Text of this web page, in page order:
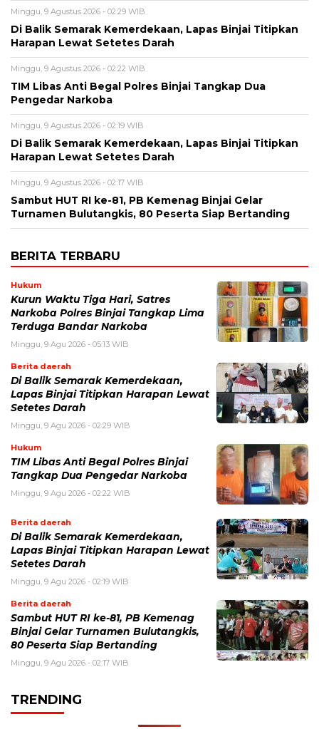
Minggu, 9 Agustus 2026 - 02:29 WIB
Di Balik Semarak Kemerdekaan, Lapas Binjai Titipkan
Harapan Lewat Setetes Darah
Minggu, 9 Agustus 2026 - 02:22 WIB
TIM Libas Anti Begal Polres Binjai Tangkap Dua
Pengedar Narkoba
Minggu, 9 Agustus 2026 - 02:19 WIB
Di Balik Semarak Kemerdekaan, Lapas Binjai Titipkan
Harapan Lewat Setetes Darah
Minggu, 9 Agustus 2026 - 02:17 WIB
Sambut HUT RI ke-81, PB Kemenag Binjai Gelar
Turnamen Bulutangkis, 80 Peserta Siap Bertanding
BERITA TERBARU
Hukum
Kurun Waktu Tiga Hari, Satres
Narkoba Polres Binjai Tangkap Lima
Terduga Bandar Narkoba
Minggu, 9 Agu 2026 - 05:13 WIB
Berita daerah
Di Balik Semarak Kemerdekaan,
Lapas Binjai Titipkan Harapan Lewat
Setetes Darah
Minggu, 9 Agu 2026 - 02:29 WIB
Hukum
TIM Libas Anti Begal Polres Binjai
Tangkap Dua Pengedar Narkoba
Minggu, 9 Agu 2026 - 02:22 WIB
Berita daerah
Di Balik Semarak Kemerdekaan,
Lapas Binjai Titipkan Harapan Lewat
Setetes Darah
Minggu, 9 Agu 2026 - 02:19 WIB
Berita daerah
Sambut HUT RI ke-81, PB Kemenag
Binjai Gelar Turnamen Bulutangkis,
80 Peserta Siap Bertanding
Minggu, 9 Agu 2026 - 02:17 WIB
TRENDING